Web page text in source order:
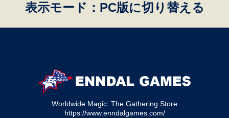
表示モード：PC版に切り替える
Worldwide Magic: The Gathering Store
https://www.enndalgames.com/